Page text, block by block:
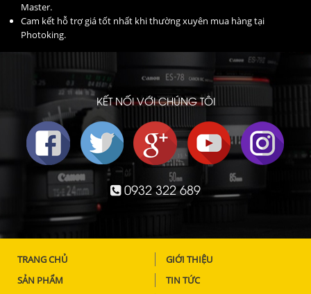
Master.
Cam kết hỗ trợ giá tốt nhất khi thường xuyên mua hàng tại
Photoking.
KẾT NỐI VỚI CHÚNG TÔI
0932 322 689
TRANG CHỦ
GIỚI THIỆU
SẢN PHẨM
TIN TỨC